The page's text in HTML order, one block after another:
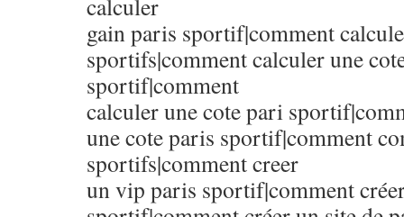
calculer
gain paris sportif|comment
sportifs|comment calculer une
sportif|comment
calculer une cote pari
une cote paris sportif|comment
sportifs|comment creer
un vip paris sportif|comment